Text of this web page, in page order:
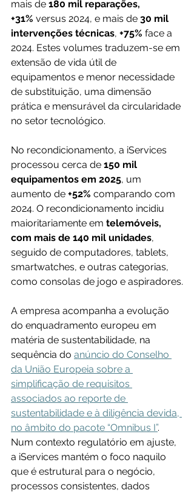
mais de 180 mil reparações,
+31% versus 2024, e mais de 30 mil
intervenções técnicas, +75% face a
2024. Estes volumes traduzem-se em
extensão de vida útil de
equipamentos e menor necessidade
de substituição, uma dimensão
prática e mensurável da circularidade
no setor tecnológico.
No recondicionamento, a iServices
processou cerca de 150 mil
equipamentos em 2025, um
aumento de +52% comparando com
2024. O recondicionamento incidiu
maioritariamente em telemóveis,
com mais de 140 mil unidades,
seguido de computadores, tablets,
smartwatches, e outras categorias,
como consolas de jogo e aspiradores.
A empresa acompanha a evolução
do enquadramento europeu em
matéria de sustentabilidade, na
sequência do anúncio do Conselho
da União Europeia sobre a
simplificação de requisitos
associados ao reporte de
sustentabilidade e à diligência devida,
no âmbito do pacote “Omnibus I”.
Num contexto regulatório em ajuste,
a iServices mantém o foco naquilo
que é estrutural para o negócio,
processos consistentes, dados